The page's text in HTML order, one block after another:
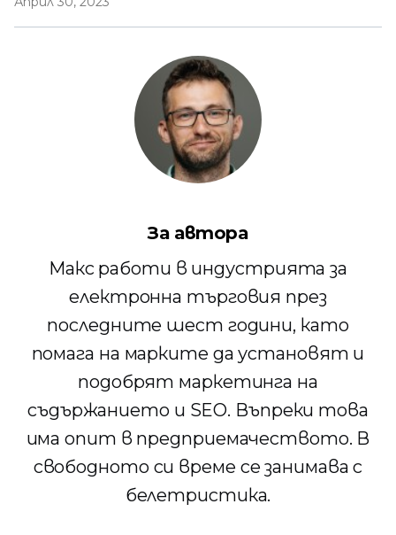
За автора
Макс работи в индустрията за
електронна търговия през
последните шест години, като
помага на марките да установят и
подобрят маркетинга на
съдържанието и SEO. Въпреки това
има опит в предприемачеството. В
свободното си време се занимава с
белетристика.